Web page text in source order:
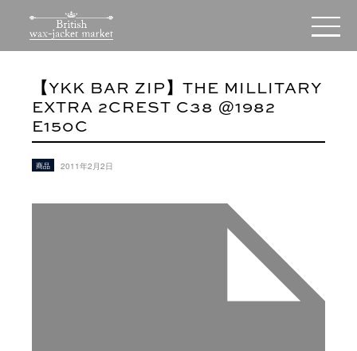
【YKK BAR ZIP】THE MILLITARY
EXTRA 2CREST C38 @1982
E150C
商品 2011年2月2日